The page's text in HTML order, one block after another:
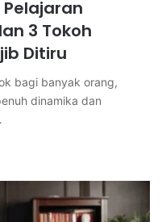
3 Tokoh
Ditiru
bagi banyak orang,
dinamika dan